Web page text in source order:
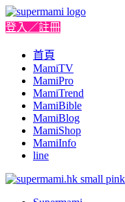
登入／註冊
首頁
MamiTV
MamiPro
MamiTrend
MamiBible
MamiBlog
MamiShop
MamiInfo
line